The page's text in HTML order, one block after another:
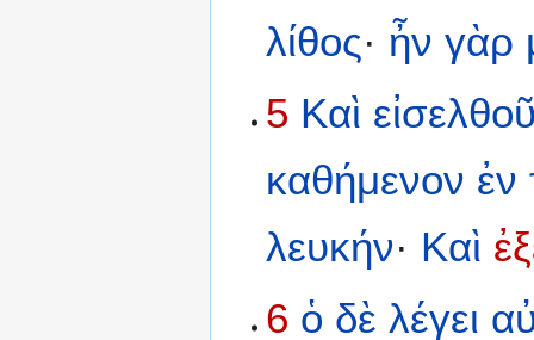
λίθος· ἦν γὰρ
5 Καὶ
καθήμενον ἐν
λευκήν· Καὶ
6 ὁ δὲ λέγει